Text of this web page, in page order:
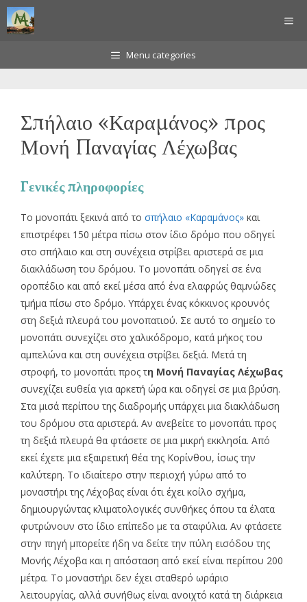
Μετάβαση
σε
Menu categories
Σπήλαιο «Καραμάνος» προς
Μονή Παναγίας Λέχωβας
Γενικές πληροφορίες
Το μονοπάτι ξεκινά από το σπήλαιο «Καραμάνος» και
επιστρέφει 150 μέτρα πίσω στον ίδιο δρόμο που οδηγεί
στο σπήλαιο και στη συνέχεια στρίβει αριστερά σε μια
διακλάδωση του δρόμου. Το μονοπάτι οδηγεί σε ένα
οροπέδιο και από εκεί μέσα από ένα ελαφρώς θαμνώδες
τμήμα πίσω στο δρόμο. Υπάρχει ένας κόκκινος κρουνός
στη δεξιά πλευρά του μονοπατιού. Σε αυτό το σημείο το
μονοπάτι συνεχίζει στο χαλικόδρομο, κατά μήκος του
αμπελώνα και στη συνέχεια στρίβει δεξιά. Μετά τη
στροφή, το μονοπάτι προς τη Μονή Παναγίας Λέχωβας
συνεχίζει ευθεία για αρκετή ώρα και οδηγεί σε μια βρύση.
Στα μισά περίπου της διαδρομής υπάρχει μια διακλάδωση
του δρόμου στα αριστερά. Αν ανεβείτε το μονοπάτι προς
τη δεξιά πλευρά θα φτάσετε σε μια μικρή εκκλησία. Από
εκεί έχετε μια εξαιρετική θέα της Κορίνθου, ίσως την
καλύτερη. Το ιδιαίτερο στην περιοχή γύρω από το
μοναστήρι της Λέχοβας είναι ότι έχει κοίλο σχήμα,
δημιουργώντας κλιματολογικές συνθήκες όπου τα έλατα
φυτρώνουν στο ίδιο επίπεδο με τα σταφύλια. Αν φτάσετε
στην πηγή μπορείτε ήδη να δείτε την πύλη εισόδου της
Μονής Λέχοβα και η απόσταση από εκεί είναι περίπου 200
μέτρα. Το μοναστήρι δεν έχει σταθερό ωράριο
λειτουργίας, αλλά συνήθως είναι ανοιχτό κατά τη διάρκεια